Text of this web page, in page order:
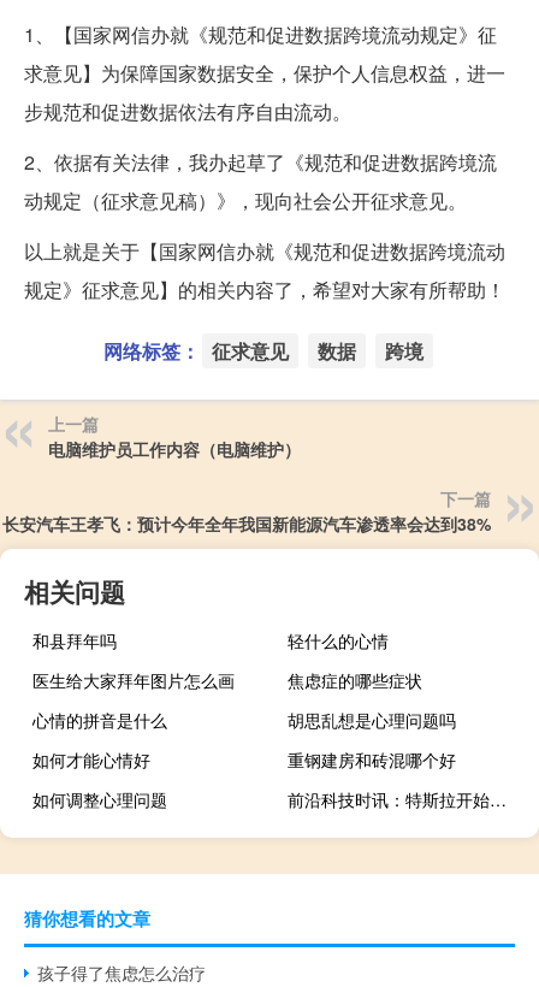
1、【国家网信办就《规范和促进数据跨境流动规定》征
求意见】为保障国家数据安全，保护个人信息权益，进一
步规范和促进数据依法有序自由流动。
2、依据有关法律，我办起草了《规范和促进数据跨境流
动规定（征求意见稿）》，现向社会公开征求意见。
以上就是关于【国家网信办就《规范和促进数据跨境流动
规定》征求意见】的相关内容了，希望对大家有所帮助！
网络标签： 征求意见 数据 跨境
上一篇
电脑维护员工作内容（电脑维护）
下一篇
长安汽车王孝飞：预计今年全年我国新能源汽车渗透率会达到38%
相关问题
和县拜年吗
轻什么的心情
医生给大家拜年图片怎么画
焦虑症的哪些症状
心情的拼音是什么
胡思乱想是心理问题吗
如何才能心情好
重钢建房和砖混哪个好
如何调整心理问题
前沿科技时讯：特斯拉开始接受太阳能屋顶订单 订金1000美元
猜你想看的文章
孩子得了焦虑怎么治疗